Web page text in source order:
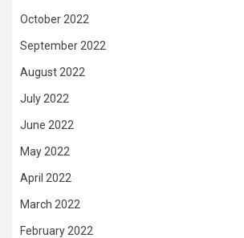
October 2022
September 2022
August 2022
July 2022
June 2022
May 2022
April 2022
March 2022
February 2022